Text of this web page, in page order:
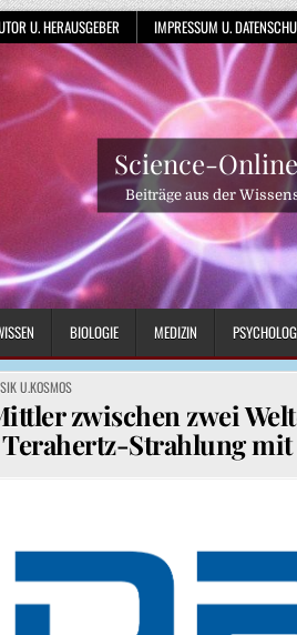
U. HERAUSGEBER IMPRESSUM U.
Science-
Beiträge aus der
BIOLOGIE MEDIZIN
U.KOSMOS
zwischen zwei
Strahlung